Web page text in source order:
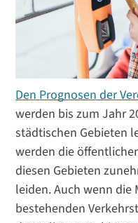
Den Prognosen der
werden bis zum Jahr
städtischen Gebieten
werden die
diesen Gebieten
leiden. Auch wenn die
bestehenden